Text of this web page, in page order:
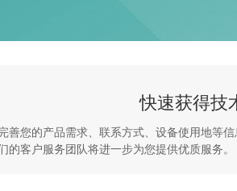
快速获得技
善您的产品需求、联系方式、设备使用地等
的客户服务团队将进一步为您提供优质服务。